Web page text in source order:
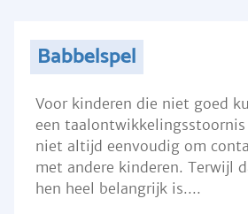
Babbelspel
Voor kinderen die niet goed
een
niet altijd eenvoudig om
met andere kinderen. Terwijl
hen heel belangrijk is....